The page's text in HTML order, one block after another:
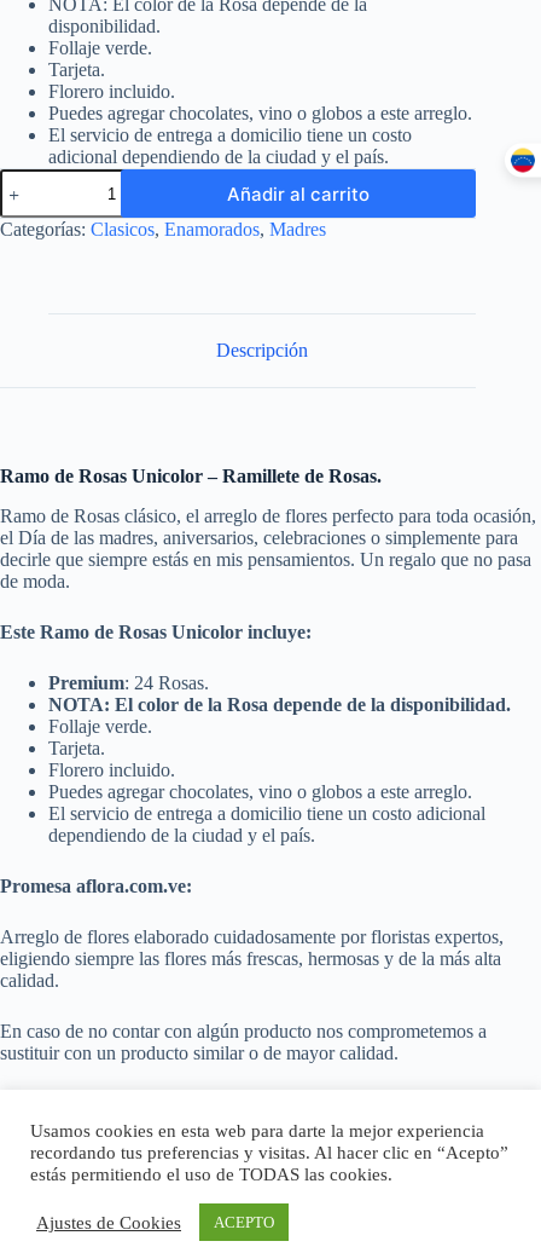
NOTA: El color de la Rosa depende de la
disponibilidad.
Follaje verde.
Tarjeta.
Florero incluido.
Puedes agregar chocolates, vino o globos a este arreglo.
El servicio de entrega a domicilio tiene un costo
adicional dependiendo de la ciudad y el país.
Añadir al carrito
Categorías: Clasicos, Enamorados, Madres
Descripción
Ramo de Rosas Unicolor – Ramillete de Rosas.
Ramo de Rosas clásico, el arreglo de flores perfecto para toda ocasión,
el Día de las madres, aniversarios, celebraciones o simplemente para
decirle que siempre estás en mis pensamientos. Un regalo que no pasa
de moda.
Este Ramo de Rosas Unicolor incluye:
Premium: 24 Rosas.
NOTA: El color de la Rosa depende de la disponibilidad.
Follaje verde.
Tarjeta.
Florero incluido.
Puedes agregar chocolates, vino o globos a este arreglo.
El servicio de entrega a domicilio tiene un costo adicional
dependiendo de la ciudad y el país.
Promesa aflora.com.ve:
Arreglo de flores elaborado cuidadosamente por floristas expertos,
eligiendo siempre las flores más frescas, hermosas y de la más alta
calidad.
En caso de no contar con algún producto nos comprometemos a
sustituir con un producto similar o de mayor calidad.
Mira más de nuestro trabajo en Instagram, miranuestra cuenta acá.
Usamos cookies en esta web para darte la mejor experiencia
recordando tus preferencias y visitas. Al hacer clic en “Acepto”
estás permitiendo el uso de TODAS las cookies.
Ajustes de Cookies ACEPTO